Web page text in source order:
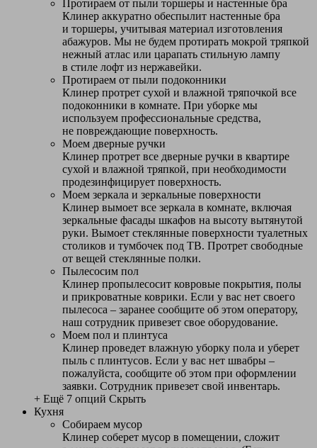
Протираем от пыли торшеры и настенные бра
Клинер аккуратно обеспылит настенные бра
и торшеры, учитывая материал изготовления
абажуров. Мы не будем протирать мокрой тряпкой
нежный атлас или царапать стильную лампу
в стиле лофт из нержавейки.
Протираем от пыли подоконники
Клинер протрет сухой и влажной тряпочкой все
подоконники в комнате. При уборке мы
используем профессиональные средства,
не повреждающие поверхность.
Моем дверные ручки
Клинер протрет все дверные ручки в квартире
сухой и влажной тряпкой, при необходимости
продезинфицирует поверхность.
Моем зеркала и зеркальные поверхности
Клинер вымоет все зеркала в комнате, включая
зеркальные фасады шкафов на высоту вытянутой
руки. Вымоет стеклянные поверхности туалетных
столиков и тумбочек под ТВ. Протрет свободные
от вещей стеклянные полки.
Пылесосим пол
Клинер пропылесосит ковровые покрытия, полы
и прикроватные коврики. Если у вас нет своего
пылесоса – заранее сообщите об этом оператору,
наш сотрудник привезет свое оборудование.
Моем пол и плинтуса
Клинер проведет влажную уборку пола и уберет
пыль с плинтусов. Если у вас нет швабры –
пожалуйста, сообщите об этом при оформлении
заявки. Сотрудник привезет свой инвентарь.
+ Ещё 7 опций Скрыть
Кухня
Собираем мусор
Клинер соберет мусор в помещении, сложит